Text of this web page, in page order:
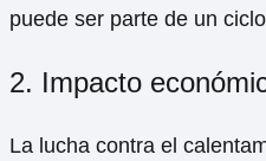
puede ser parte de un
2. Impacto
La lucha contra el